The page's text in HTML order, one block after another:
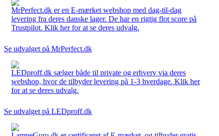
MrPerfect.dk er en E-mærket webshop med dag-til-dag
levering fra deres danske lager. De har en rigtig flot score på
Trustpilot. Klik her for at se deres udvalg.
Se udvalget på MrPerfect.dk
LEDproff.dk sælger både til private og erhverv via deres
webshop, hvor de tilbyder levering på 1-3 hverdage. Klik her
for at se deres udvalg.
Se udvalget på LEDproff.dk